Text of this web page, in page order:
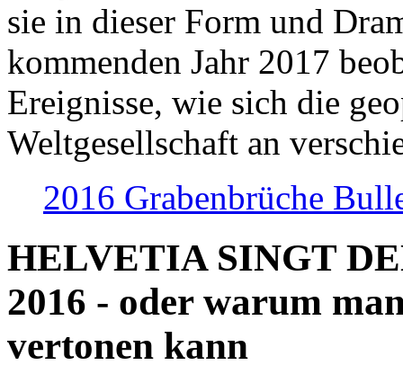
sie in dieser Form und
kommenden Jahr 2017
Ereignisse, wie sich die
Weltgesellschaft an
2016 Grabenbrüche
HELVETIA SINGT
2016 - oder warum
vertonen kann